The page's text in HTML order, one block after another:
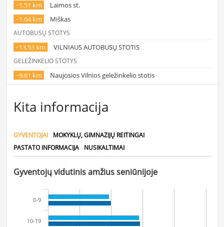
~1.51 km
Laimos st.
~1.64 km
Miškas
AUTOBUSŲ STOTYS
~13.53 km VILNIAUS AUTOBUSŲ STOTIS
GELEŽINKELIO STOTYS
~9.61 km Naujosios Vilnios geležinkelio stotis
Kita informacija
GYVENTOJAI
MOKYKLŲ, GIMNAZIJŲ REITINGAI
PASTATO INFORMACIJA
NUSIKALTIMAI
Gyventojų vidutinis amžius seniūnijoje
0-9
10-19